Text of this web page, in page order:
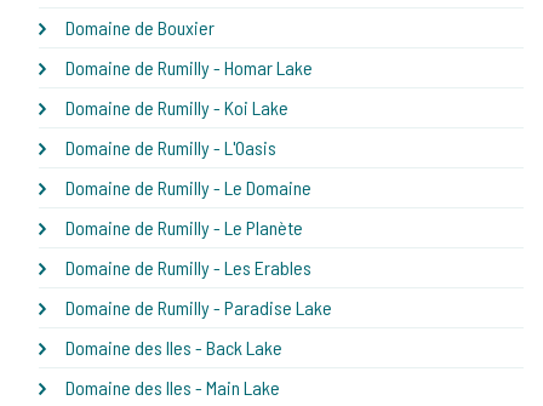
Domaine de Bouxier
Domaine de Rumilly - Homar Lake
Domaine de Rumilly - Koi Lake
Domaine de Rumilly - L'Oasis
Domaine de Rumilly - Le Domaine
Domaine de Rumilly - Le Planète
Domaine de Rumilly - Les Erables
Domaine de Rumilly - Paradise Lake
Domaine des Iles - Back Lake
Domaine des Iles - Main Lake